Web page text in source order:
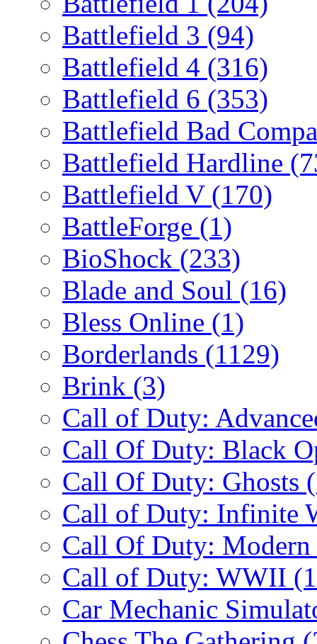
Battlefield 3 (94)
Battlefield 4 (316)
Battlefield 6 (353)
Battlefield Bad
Battlefield Hardline
Battlefield V (170)
BattleForge (1)
BioShock (233)
Blade and Soul (16)
Bless Online (1)
Borderlands (1129)
Brink (3)
Call of Duty:
Call Of Duty: Black
Call Of Duty: Ghosts
Call of Duty: Infinite
Call Of Duty:
Call of Duty: WWII
Car Mechanic